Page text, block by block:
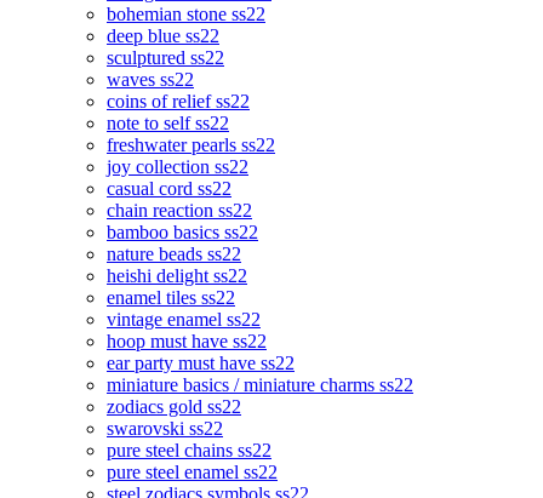
bohemian stone ss22
deep blue ss22
sculptured ss22
waves ss22
coins of relief ss22
note to self ss22
freshwater pearls ss22
joy collection ss22
casual cord ss22
chain reaction ss22
bamboo basics ss22
nature beads ss22
heishi delight ss22
enamel tiles ss22
vintage enamel ss22
hoop must have ss22
ear party must have ss22
miniature basics / miniature charms ss22
zodiacs gold ss22
swarovski ss22
pure steel chains ss22
pure steel enamel ss22
steel zodiacs symbols ss22